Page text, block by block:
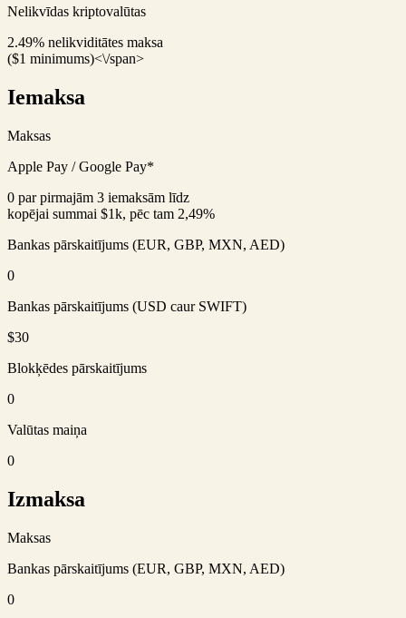
Nelikvīdas kriptovalūtas
2.49% nelikviditātes maksa
($1 minimums)<\/span>
Iemaksa
Maksas
Apple Pay / Google Pay*
0 par pirmajām 3 iemaksām līdz
kopējai summai $1k, pēc tam 2,49%
Bankas pārskaitījums (EUR, GBP, MXN, AED)
0
Bankas pārskaitījums (USD caur SWIFT)
$30
Blokķēdes pārskaitījums
0
Valūtas maiņa
0
Izmaksa
Maksas
Bankas pārskaitījums (EUR, GBP, MXN, AED)
0